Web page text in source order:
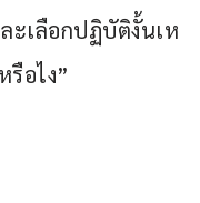
ะเลือกปฏิบัติงั้นเห
อไง”